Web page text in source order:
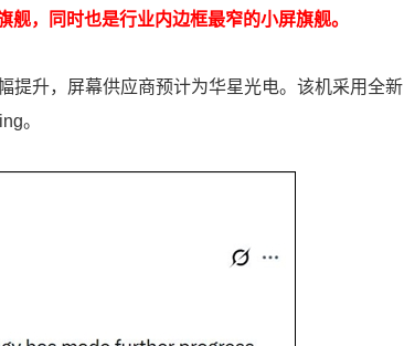
，同时也是行业内边框最窄的小屏旗舰。
提升，屏幕供应商预计为华星光电。该机采用全新
。